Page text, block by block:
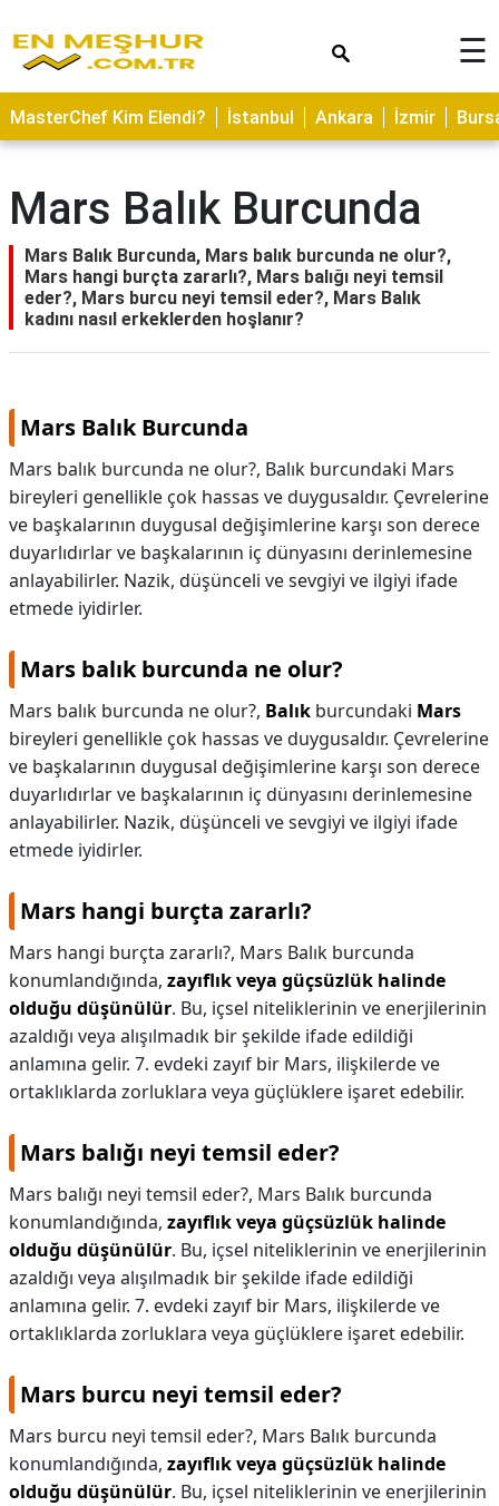
ASTROLOJİ
SAĞLIK
TARİFLERİ
GEZİLECEK
YERLER
CİLT
KAMP
HAMİLELİK
KAPLICALAR
İLETİŞİM
☰
MasterChef Kim Elendi? İstanbul Ankara İzmir
Mars Balık Burcunda
Mars Balık Burcunda, Mars balık burcunda ne olur?,
Mars hangi burçta zararlı?, Mars balığı neyi temsil
eder?, Mars burcu neyi temsil eder?, Mars Balık
kadını nasıl erkeklerden hoşlanır?
Mars Balık Burcunda
Mars balık burcunda ne olur?, Balık burcundaki Mars
bireyleri genellikle çok hassas ve duygusaldır. Çevrelerine
ve başkalarının duygusal değişimlerine karşı son derece
duyarlıdırlar ve başkalarının iç dünyasını derinlemesine
anlayabilirler. Nazik, düşünceli ve sevgiyi ve ilgiyi ifade
etmede iyidirler.
Mars balık burcunda ne olur?
Mars balık burcunda ne olur?, Balık burcundaki Mars
bireyleri genellikle çok hassas ve duygusaldır. Çevrelerine
ve başkalarının duygusal değişimlerine karşı son derece
duyarlıdırlar ve başkalarının iç dünyasını derinlemesine
anlayabilirler. Nazik, düşünceli ve sevgiyi ve ilgiyi ifade
etmede iyidirler.
Mars hangi burçta zararlı?
Mars hangi burçta zararlı?, Mars Balık burcunda
konumlandığında, zayıflık veya güçsüzlük halinde
olduğu düşünülür. Bu, içsel niteliklerinin ve enerjilerinin
azaldığı veya alışılmadık bir şekilde ifade edildiği
anlamına gelir. 7. evdeki zayıf bir Mars, ilişkilerde ve
ortaklıklarda zorluklara veya güçlüklere işaret edebilir.
Mars balığı neyi temsil eder?
Mars balığı neyi temsil eder?, Mars Balık burcunda
konumlandığında, zayıflık veya güçsüzlük halinde
olduğu düşünülür. Bu, içsel niteliklerinin ve enerjilerinin
azaldığı veya alışılmadık bir şekilde ifade edildiği
anlamına gelir. 7. evdeki zayıf bir Mars, ilişkilerde ve
ortaklıklarda zorluklara veya güçlüklere işaret edebilir.
Mars burcu neyi temsil eder?
Mars burcu neyi temsil eder?, Mars Balık burcunda
konumlandığında, zayıflık veya güçsüzlük halinde
olduğu düşünülür. Bu, içsel niteliklerinin ve enerjilerinin